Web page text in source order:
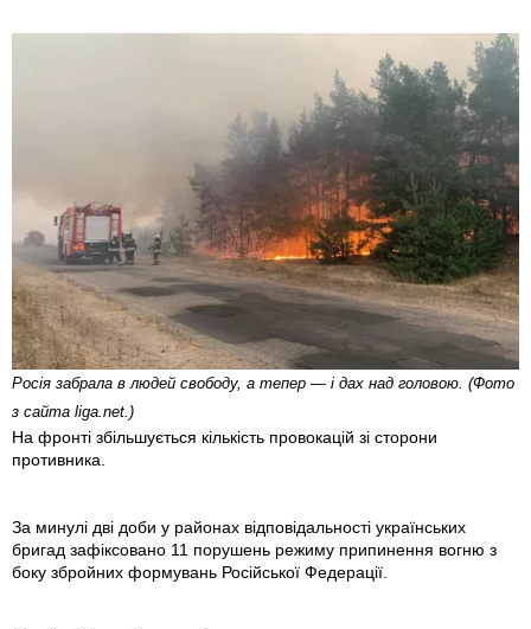
Росія забрала в людей свободу, а тепер — і дах над головою. (Фото
з сайта liga.net.)
На фронті збільшується кількість провокацій зі сторони
противника.
За минулі дві доби у районах відповідальності українських
бригад зафіксовано 11 порушень режиму припинення вогню з
боку збройних формувань Російської Федерації.